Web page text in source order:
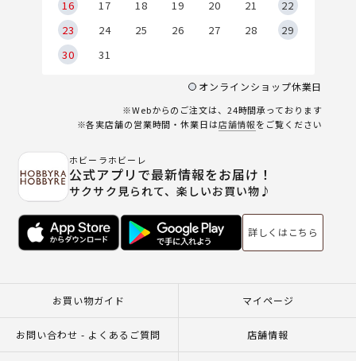
16
17 18 19 20 21
22
23
24 25 26 27 28
29
30
31
オンラインショップ休業日
※Webからのご注文は、24時間承っております
※各実店舗の営業時間・休業日は店舗情報をご覧ください
ホビーラホビーレ
公式アプリで最新情報をお届け！
サクサク見られて、楽しいお買い物♪
詳しくはこちら
お買い物ガイド マイページ
お問い合わせ - よくあるご質問 店舗情報